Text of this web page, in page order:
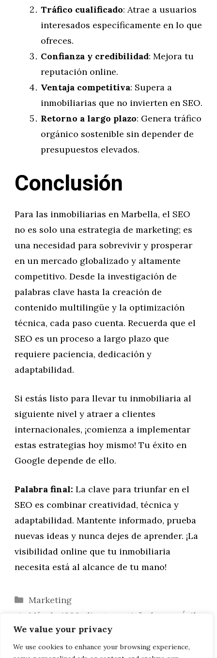
We value your privacy
We use cookies to enhance your browsing experience,
Tráfico cualificado: Atrae a usuarios
interesados específicamente en lo que
ofreces.
Confianza y credibilidad: Mejora tu
reputación online.
Ventaja competitiva: Supera a
inmobiliarias que no invierten en SEO.
Retorno a largo plazo: Genera tráfico
orgánico sostenible sin depender de
presupuestos elevados.
Conclusión
Para las inmobiliarias en Marbella, el SEO
no es solo una estrategia de marketing; es
una necesidad para sobrevivir y prosperar
en un mercado globalizado y altamente
competitivo. Desde la investigación de
palabras clave hasta la creación de
contenido multilingüe y la optimización
técnica, cada paso cuenta. Recuerda que el
SEO es un proceso a largo plazo que
requiere paciencia, dedicación y
adaptabilidad.
Si estás listo para llevar tu inmobiliaria al
siguiente nivel y atraer a clientes
internacionales, ¡comienza a implementar
estas estrategias hoy mismo! Tu éxito en
Google depende de ello.
Palabra final: La clave para triunfar en el
SEO es combinar creatividad, técnica y
adaptabilidad. Mantente informado, prueba
nuevas ideas y nunca dejes de aprender. ¡La
visibilidad online que tu inmobiliaria
necesita está al alcance de tu mano!
Categorías
Marketing
Más de 1000 clientes satisfechos en Ávila
avalan a Crestanevada
Cannes Lions 2024: El Marketing de